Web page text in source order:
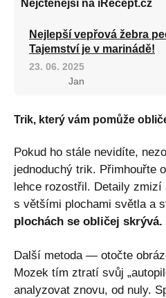
Nejčtenější na iRecept.cz
Nejlepší vepřová žebra
Tajemství je v marinádě!
23. 06. 2025
Jan
Trik, který vám pomůže
Pokud ho stále nevidíte,
jednoduchý trik. Přimhouřte
lehce rozostřil. Detaily
s většími plochami světla a
plochách se obličej skrývá.
Další metoda — otočte
Mozek tím ztratí svůj
analyzovat znovu, od nuly.